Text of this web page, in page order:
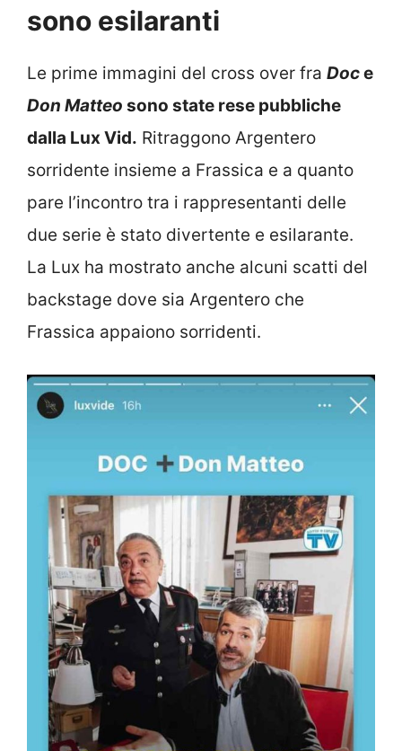
sono esilaranti
Le prime immagini del cross over fra Doce
Don Matteo sono state rese pubbliche
dalla Lux Vid. Ritraggono Argentero
sorridente insieme a Frassica e a quanto
pare l’incontro tra i rappresentanti delle
due serie è stato divertente e esilarante.
La Lux ha mostrato anche alcuni scatti del
backstage dove sia Argentero che
Frassica appaiono sorridenti.